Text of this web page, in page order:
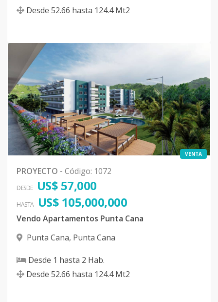
Desde 52.66 hasta 124.4 Mt2
VENTA
PROYECTO - Código: 1072
DESDE US$ 57,000
HASTA US$ 105,000,000
Vendo Apartamentos Punta Cana
Punta Cana, Punta Cana
Desde 1 hasta 2 Hab.
Desde 52.66 hasta 124.4 Mt2